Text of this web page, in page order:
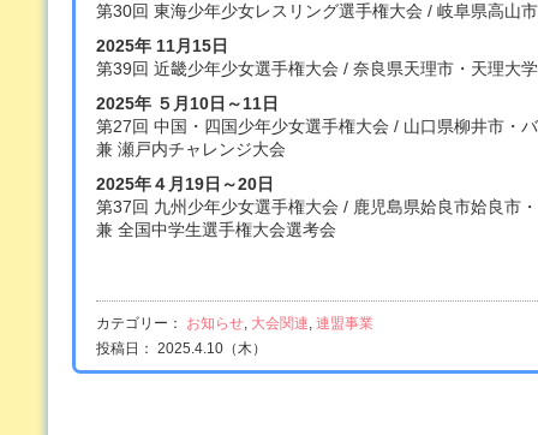
第30回 東海少年少女レスリング選手権大会 / 岐阜県高山
2025年 11月15日
第39回 近畿少年少女選手権大会 / 奈良県天理市・天理大
2025年 ５月10日～11日
第27回 中国・四国少年少女選手権大会 / 山口県柳井市・
兼 瀬戸内チャレンジ大会
2025年４月19日～20日
第37回 九州少年少女選手権大会 / 鹿児島県姶良市姶良市
兼 全国中学生選手権大会選考会
カテゴリー： お知らせ, 大会関連, 連盟事業
投稿日： 2025.4.10（木）